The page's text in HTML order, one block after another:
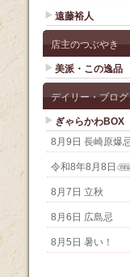
遠藤裕人
店主のつぶやき
美派・この逸品
デイリー・ブログ
ぎゃらかわBOX
8月9日 長崎原爆
令和8年8月8日
8月7日 立秋
8月6日 広島忌
8月5日 暑い！